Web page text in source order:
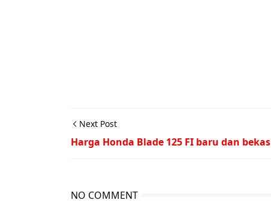
Next Post
Harga Honda Blade 125 FI baru dan bekas
NO COMMENT